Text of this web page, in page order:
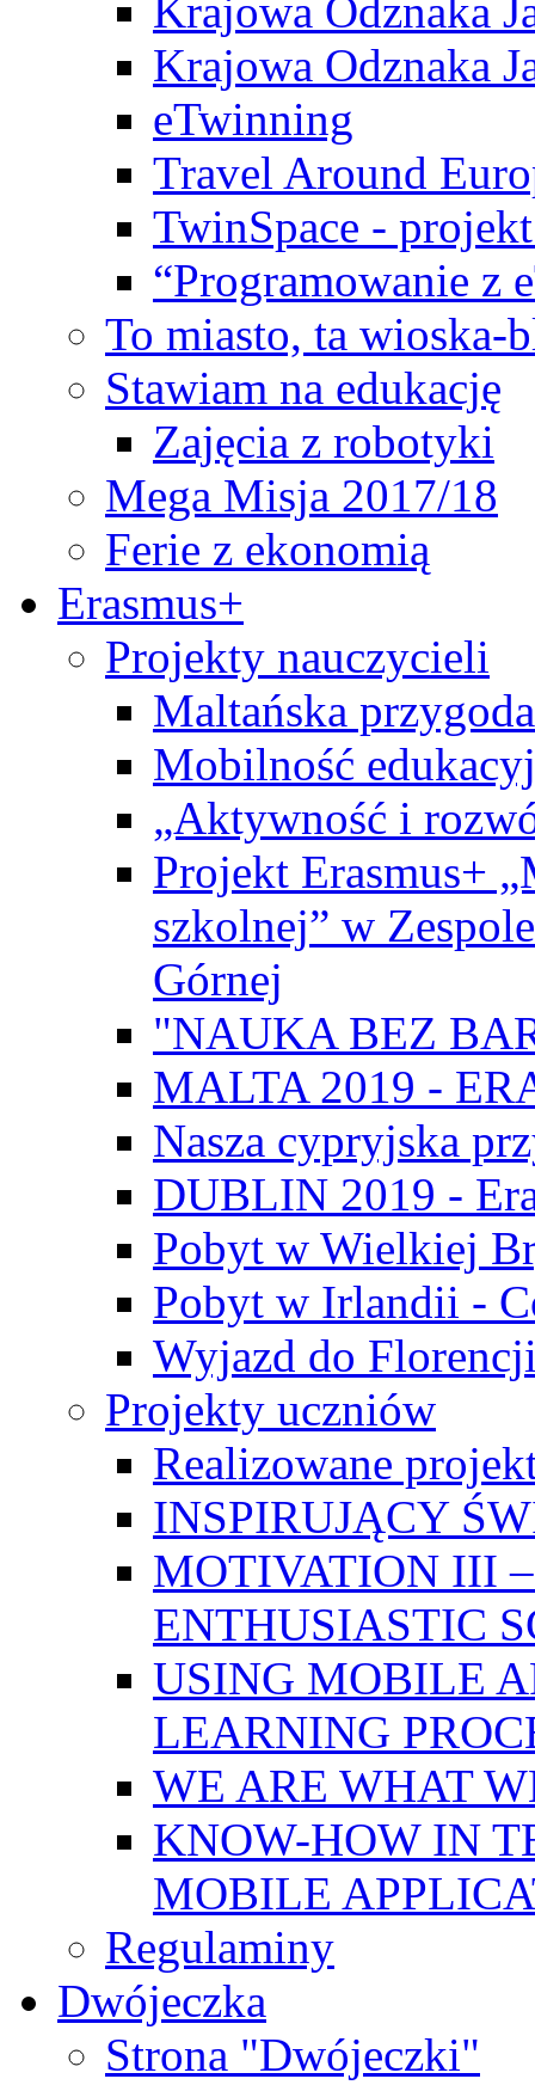
Krajowa Odznaka
Krajowa Odznaka
eTwinning
Travel Around
TwinSpace -
“Programowanie z
To miasto, ta wioska-
Stawiam na edukację
Zajęcia z robotyki
Mega Misja 2017/18
Ferie z ekonomią
Erasmus+
Projekty nauczycieli
Maltańska
Mobilność
„Aktywność i
Projekt Erasmus+
szkolnej” w
Górnej
"NAUKA BEZ
MALTA 2019 -
Nasza cypryjska
DUBLIN 2019 -
Pobyt w Wielkiej
Pobyt w Irlandii -
Wyjazd do
Projekty uczniów
Realizowane
INSPIRUJĄCY
MOTIVATION III
ENTHUSIASTIC
USING MOBILE
LEARNING
WE ARE WHAT
KNOW-HOW IN
MOBILE
Regulaminy
Dwójeczka
Strona "Dwójeczki"